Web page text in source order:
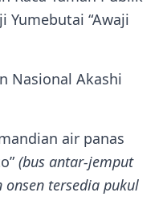
Yumebutai “Awaji
Nasional Akashi
air panas
(bus antar-jemput
tersedia pukul